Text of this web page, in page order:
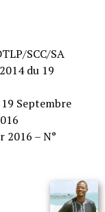
SCC/SA
du 19
Septembre
2016 – N°